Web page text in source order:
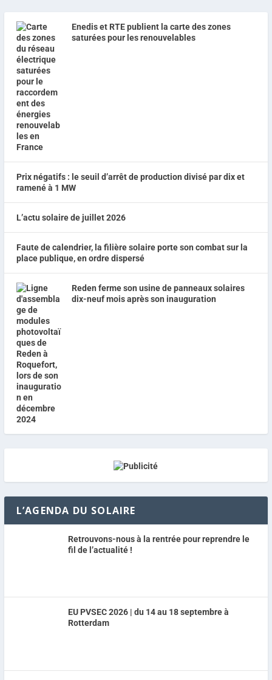
Enedis et RTE publient la carte des zones
saturées pour les renouvelables
Prix négatifs : le seuil d’arrêt de production divisé par dix et
ramené à 1 MW
L’actu solaire de juillet 2026
Faute de calendrier, la filière solaire porte son combat sur la
place publique, en ordre dispersé
Reden ferme son usine de panneaux solaires
dix-neuf mois après son inauguration
L’AGENDA DU SOLAIRE
Retrouvons-nous à la rentrée pour reprendre le
fil de l’actualité !
EU PVSEC 2026 | du 14 au 18 septembre à
Rotterdam